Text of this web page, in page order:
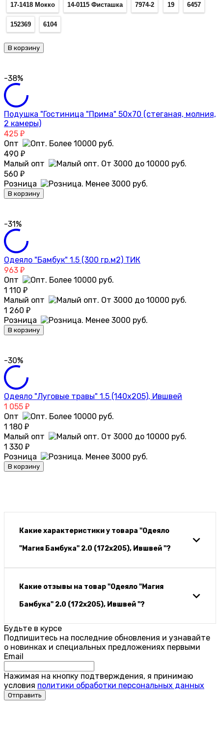
17-1418 Мокко 14-0115 Фисташка 7974-2 19 6457
152369 6104
В корзину
-38%
Подушка "Гостиница "Прима" 50х70 (стеганая, молния,
2 камеры)
425 ₽
Опт
490 ₽
Малый опт
560 ₽
Розница
В корзину
-31%
Одеяло "Бамбук" 1.5 (300 гр.м2) ТИК
963 ₽
Опт
1 110 ₽
Малый опт
1 260 ₽
Розница
В корзину
-30%
Одеяло "Луговые травы" 1.5 (140х205), Ившвей
1 055 ₽
Опт
1 180 ₽
Малый опт
1 330 ₽
Розница
В корзину
Какие характеристики у товара "Одеяло
"Магия Бамбука" 2.0 (172х205), Ившвей "?
Какие отзывы на товар "Одеяло "Магия
Бамбука" 2.0 (172х205), Ившвей "?
Будьте в курсе
Подпишитесь на последние обновления и узнавайте
о новинках и специальных предложениях первыми
Email
Нажимая на кнопку подтверждения, я принимаю
условия политики обработки персональных данных